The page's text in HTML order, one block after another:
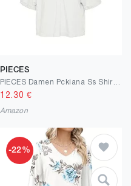
PIECES
PIECES Damen Pckiana Ss Shirt Bc Hemd
12.30 €
Amazon
-22%